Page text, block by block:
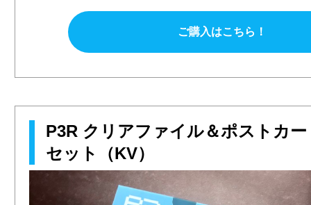
ご購入はこちら！
P3R クリアファイル＆ポストカ
セット（KV）